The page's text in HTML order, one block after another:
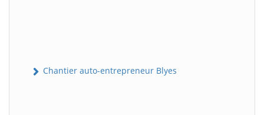
Chantier auto-entrepreneur Blyes